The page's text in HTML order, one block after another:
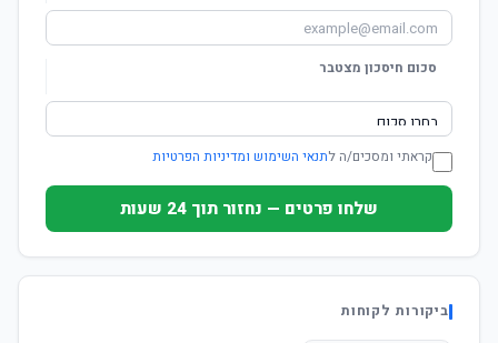
סכום חיסכון מצטבר
קראתי ומסכים/ה לתנאי השימוש ומדיניות הפרטיות
שלחו פרטים — נחזור תוך 24 שעות
ביקורות לקוחות